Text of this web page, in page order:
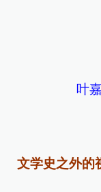
叶
文学史之外的